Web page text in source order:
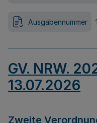
Ausgabennummer
GV. NRW.
13.07.2026
Zweite